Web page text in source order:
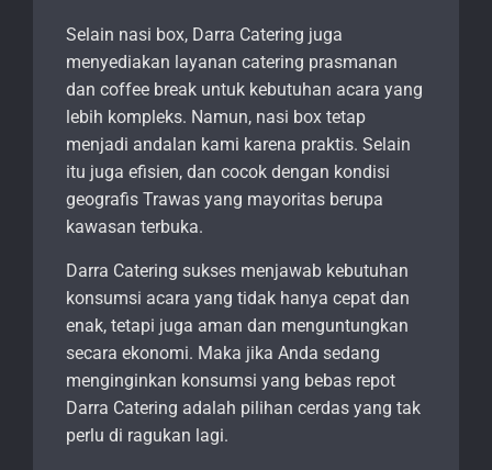
Selain nasi box, Darra Catering juga
menyediakan layanan catering prasmanan
dan coffee break untuk kebutuhan acara yang
lebih kompleks. Namun, nasi box tetap
menjadi andalan kami karena praktis. Selain
itu juga efisien, dan cocok dengan kondisi
geografis Trawas yang mayoritas berupa
kawasan terbuka.
Darra Catering sukses menjawab kebutuhan
konsumsi acara yang tidak hanya cepat dan
enak, tetapi juga aman dan menguntungkan
secara ekonomi. Maka jika Anda sedang
menginginkan konsumsi yang bebas repot
Darra Catering adalah pilihan cerdas yang tak
perlu di ragukan lagi.